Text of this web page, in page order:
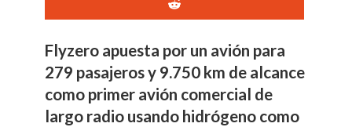
Flyzero apuesta por un avión para
279 pasajeros y 9.750 km de alcance
como primer avión comercial de
largo radio usando hidrógeno como